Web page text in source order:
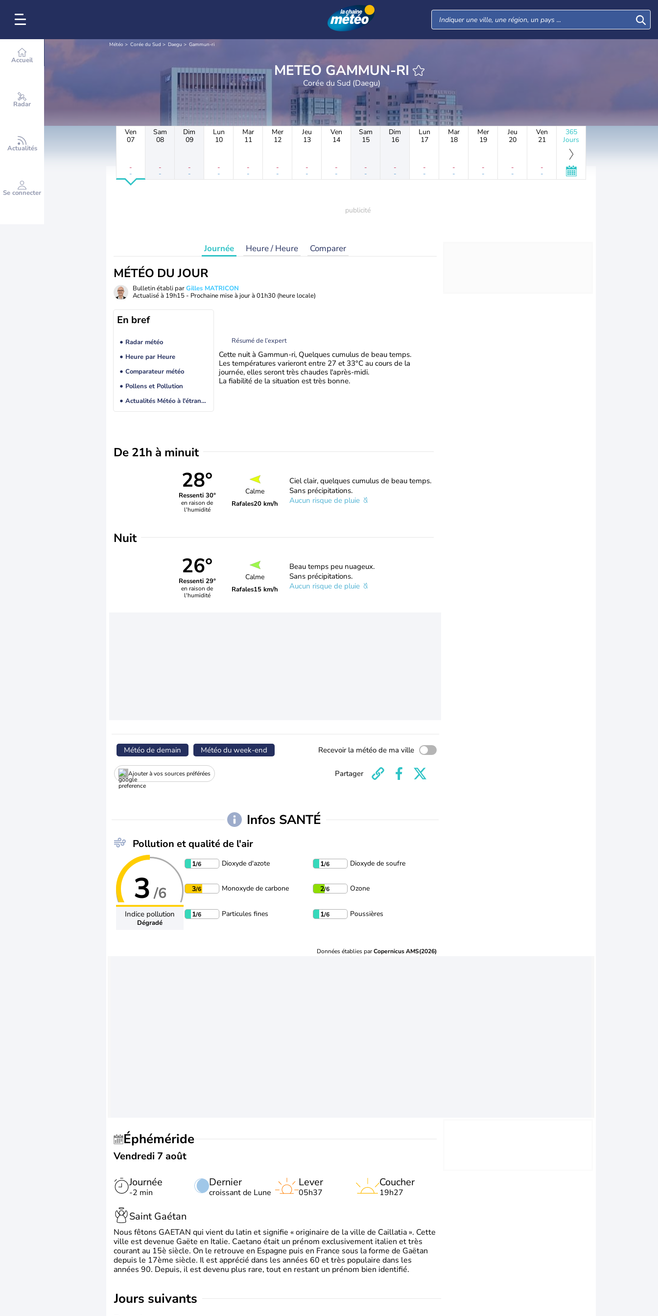
Accueil
Radar
Actualités
Se connecter
Météo Corée du Sud Daegu Gammun-ri
METEO GAMMUN-RI
Corée du Sud (Daegu)
Ven
07
-
-
Sam
08
-
-
Dim
09
-
-
Lun
10
-
-
Mar
11
-
-
Mer
12
-
-
Jeu
13
-
-
Ven
14
-
-
Sam
15
-
-
Dim
16
-
-
Lun
17
-
-
Mar
18
-
-
Mer
19
-
-
Jeu
20
-
-
Ven
21
-
-
365
Jours
Journée Heure / Heure Comparer
MÉTÉO DU JOUR
Bulletin établi parGilles MATRICON
Actualisé à 19h15 - Prochaine mise à jour à 01h30 (heure locale)
En bref
Radar météo
Heure par Heure
Comparateur météo
Pollens et Pollution
Actualités Météo à l'étranger
Résumé de l’expert
Cette nuit à Gammun-ri, Quelques cumulus de beau temps.
Les températures varieront entre 27 et 33°C au cours de la
journée, elles seront très chaudes l'après-midi.
La fiabilité de la situation est très bonne.
De 21h à minuit
28°
Ressenti 30°
en raison de
l'humidité
Calme
Rafales20 km/h
Ciel clair, quelques cumulus de beau temps.
Sans précipitations.
Aucun risque de pluie
Nuit
26°
Ressenti 29°
en raison de
l'humidité
Calme
Rafales15 km/h
Beau temps peu nuageux.
Sans précipitations.
Aucun risque de pluie
Météo de demain Météo du week-end Recevoir la météo de ma ville
Ajouter à vos sources préférées Partager
Infos SANTÉ
Pollution et qualité de l'air
3 /6
Indice pollution
Dégradé
1/6 Dioxyde d'azote 1/6 Dioxyde de soufre
3/6 Monoxyde de carbone 2/6 Ozone
1/6 Particules fines 1/6 Poussières
Données établies parCopernicus AMS(2026)
Éphéméride
Vendredi 7 août
Journée
-2 min
Dernier
croissant de Lune
Lever
05h37
Coucher
19h27
Saint Gaétan
Nous fêtons GAETAN qui vient du latin et signifie « originaire de la ville de Caillatia ». Cette
ville est devenue Gaëte en Italie. Caetano était un prénom exclusivement italien et très
courant au 15è siècle. On le retrouve en Espagne puis en France sous la forme de Gaëtan
depuis le 17ème siècle. Il est apprécié dans les années 60 et très populaire dans les
années 90. Depuis, il est devenu plus rare, tout en restant un prénom bien identifié.
jours suivants